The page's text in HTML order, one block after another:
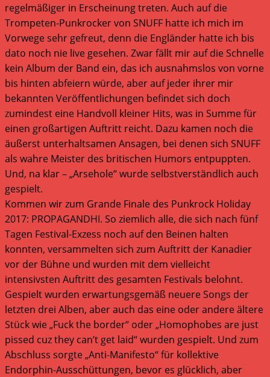
regelmäßiger in Erscheinung treten. Auch auf die
Trompeten-Punkrocker von SNUFF hatte ich mich im
Vorwege sehr gefreut, denn die Engländer hatte ich bis
dato noch nie live gesehen. Zwar fällt mir auf die Schnelle
kein Album der Band ein, das ich ausnahmslos von vorne
bis hinten abfeiern würde, aber auf jeder ihrer mir
bekannten Veröffentlichungen befindet sich doch
zumindest eine Handvoll kleiner Hits, was in Summe für
einen großartigen Auftritt reicht. Dazu kamen noch die
äußerst unterhaltsamen Ansagen, bei denen sich SNUFF
als wahre Meister des britischen Humors entpuppten.
Und, na klar – „Arsehole“ wurde selbstverständlich auch
gespielt.
Kommen wir zum Grande Finale des Punkrock Holiday
2017: PROPAGANDHI. So ziemlich alle, die sich nach fünf
Tagen Festival-Exzess noch auf den Beinen halten
konnten, versammelten sich zum Auftritt der Kanadier
vor der Bühne und wurden mit dem vielleicht
intensivsten Auftritt des gesamten Festivals belohnt.
Gespielt wurden erwartungsgemäß neuere Songs der
letzten drei Alben, aber auch das eine oder andere ältere
Stück wie „Fuck the border“ oder „Homophobes are just
pissed cuz they can’t get laid“ wurden gespielt. Und zum
Abschluss sorgte „Anti-Manifesto“ für kollektive
Endorphin-Ausschüttungen, bevor es glücklich, aber